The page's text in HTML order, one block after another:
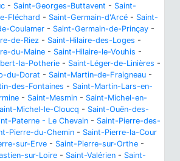
- Saint-Georges-Buttavent - Saint-
Fléchard - Saint-Germain-d'Arcé - Saint-
Coulamer - Saint-Germain-de-Prinçay -
de-Riez - Saint-Hilaire-des-Loges -
du-Maine - Saint-Hilaire-le-Vouhis -
la-Potherie - Saint-Léger-de-Linières -
du-Dorat - Saint-Martin-de-Fraigneau -
des-Fontaines - Saint-Martin-Lars-en-
- Saint-Mesmin - Saint-Michel-en-
Michel-le-Cloucq - Saint-Ouën-des-
Paterne - Le Chevain - Saint-Pierre-des-
Pierre-du-Chemin - Saint-Pierre-la-Cour
sur-Erve - Saint-Pierre-sur-Orthe -
sur-Loire - Saint-Valérien - Saint-